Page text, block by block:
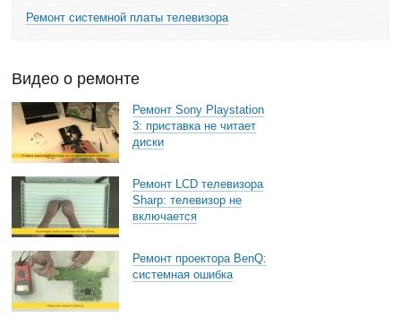
Ремонт системной платы телевизора
Видео о ремонте
Ремонт Sony Playstation
3: приставка не читает
диски
Ремонт LCD телевизора
Sharp: телевизор не
включается
Ремонт проектора BenQ:
системная ошибка